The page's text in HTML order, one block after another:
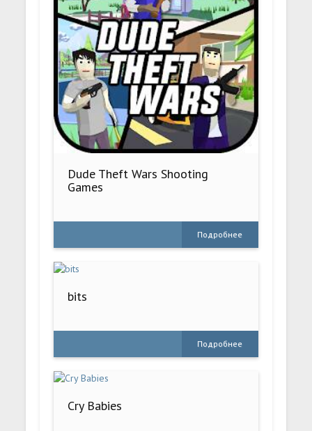
Dude Theft Wars Shooting
Games
Подробнее
bits
Подробнее
Cry Babies